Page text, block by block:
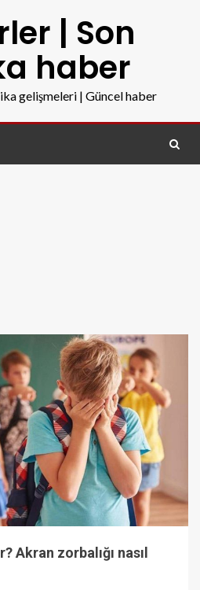
| Son
haber
gelişmeleri | Güncel haber
Akran zorbalığı nasıl